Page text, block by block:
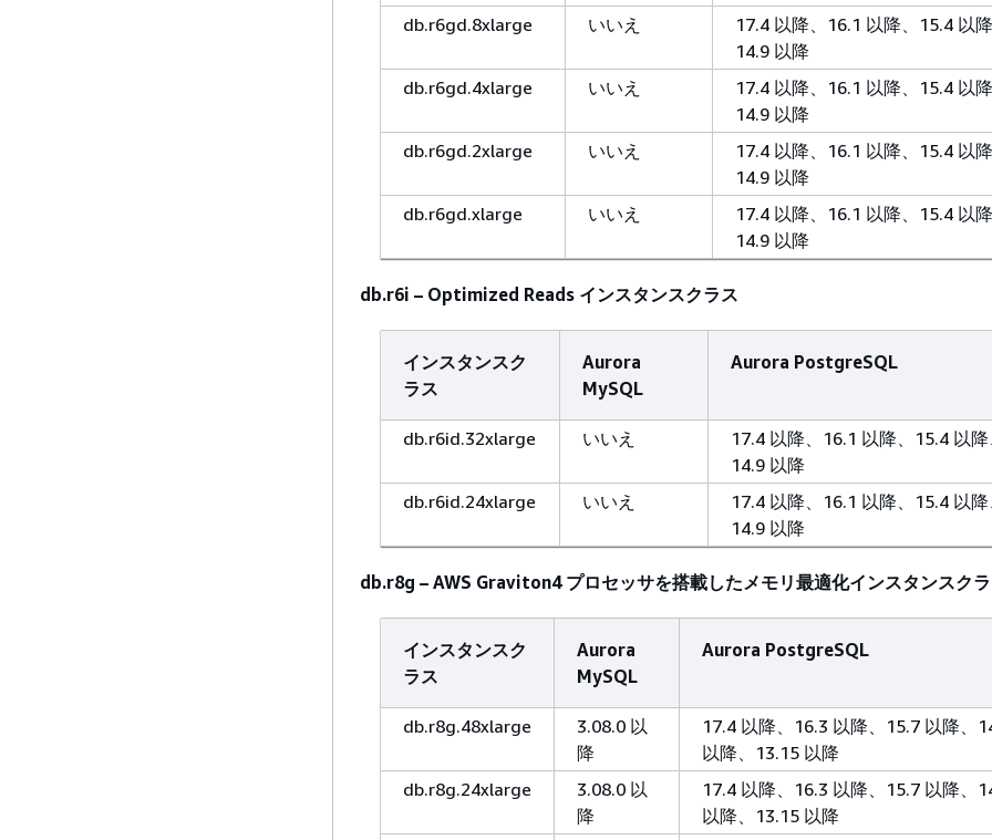
db.r6gd.8xlarge
いいえ
17.4 以降、16.1 以降、15.4 以降
14.9 以降
db.r6gd.4xlarge
いいえ
17.4 以降、16.1 以降、15.4 以降
14.9 以降
db.r6gd.2xlarge
いいえ
17.4 以降、16.1 以降、15.4 以降
14.9 以降
db.r6gd.xlarge
いいえ
17.4 以降、16.1 以降、15.4 以降
14.9 以降
db.r6i – Optimized Reads インスタンスクラス
インスタンスク
ラス
Aurora
MySQL
Aurora PostgreSQL
db.r6id.32xlarge いいえ
17.4 以降、16.1 以降、15.4 以降
14.9 以降
db.r6id.24xlarge
いいえ
17.4 以降、16.1 以降、15.4 以降
14.9 以降
db.r8g – AWS Graviton4 プロセッサを搭載したメモリ最適化インスタンスク
インスタンスク
ラス
Aurora
MySQL
Aurora PostgreSQL
db.r8g.48xlarge
3.08.0 以
降
17.4 以降、16.3 以降、15.7 以降、
以降、13.15 以降
db.r8g.24xlarge
3.08.0 以
降
17.4 以降、16.3 以降、15.7 以降、
以降、13.15 以降